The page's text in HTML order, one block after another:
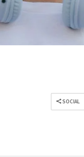
SOCIAL